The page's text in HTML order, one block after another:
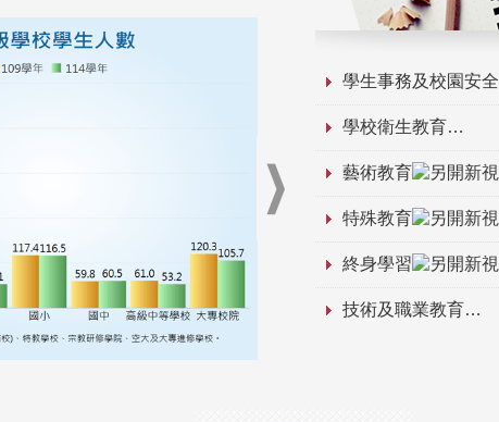
學生事務及校園安全
學校衛生教育
藝術教育
特殊教育
終身學習
技術及職業教育